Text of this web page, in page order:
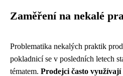
Zaměření na nekalé
Problematika nekalých praktik
pokladnicí se v posledních letech
tématem. Prodejci často